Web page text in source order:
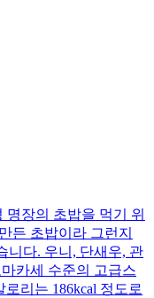
장의 초밥을 먹기 위
든 초밥이라 그런지
니다. 우니, 단새우, 관
카세 수준의 고급스
리는 186kcal 정도로